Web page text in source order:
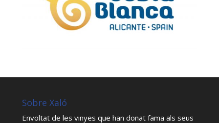
Sobre Xaló
Envoltat de les vinyes que han donat fama als seus